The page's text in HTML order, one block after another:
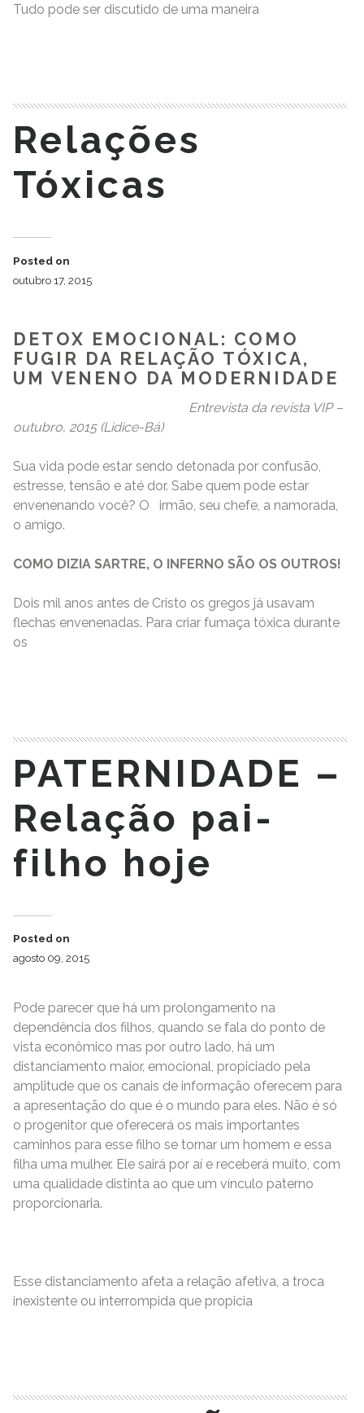
Tudo pode ser discutido de uma maneira
Relações
Tóxicas
Posted on
outubro 17, 2015
DETOX EMOCIONAL: COMO
FUGIR DA RELAÇÃO TÓXICA,
UM VENENO DA MODERNIDADE
Entrevista da revista VIP –
outubro, 2015 (Lidice-Bá)
Sua vida pode estar sendo detonada por confusão,
estresse, tensão e até dor. Sabe quem pode estar
envenenando você? O irmão, seu chefe, a namorada,
o amigo.
COMO DIZIA SARTRE, O INFERNO SÃO OS OUTROS!
Dois mil anos antes de Cristo os gregos já usavam
flechas envenenadas. Para criar fumaça tóxica durante
os
PATERNIDADE –
Relação pai-
filho hoje
Posted on
agosto 09, 2015
Pode parecer que há um prolongamento na
dependência dos filhos, quando se fala do ponto de
vista econômico mas por outro lado, há um
distanciamento maior, emocional, propiciado pela
amplitude que os canais de informação oferecem para
a apresentação do que é o mundo para eles. Não é só
o progenitor que oferecerá os mais importantes
caminhos para esse filho se tornar um homem e essa
filha uma mulher. Ele sairá por aí e receberá muito, com
uma qualidade distinta ao que um vínculo paterno
proporcionaria.
Esse distanciamento afeta a relação afetiva, a troca
inexistente ou interrompida que propicia